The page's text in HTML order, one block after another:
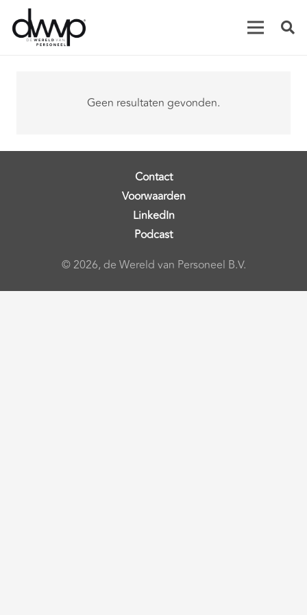
Geen resultaten gevonden.
Contact
Voorwaarden
LinkedIn
Podcast
© 2026, de Wereld van Personeel B.V.